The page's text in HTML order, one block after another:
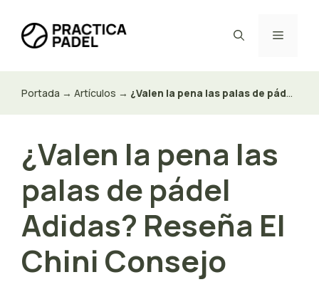
contenido
Menú
Portada → Artículos → ¿Valen la pena las palas de pádel Adidas? Reseña El Chini Consejo
¿Valen la pena las
palas de pádel
Adidas? Reseña El
Chini Consejo